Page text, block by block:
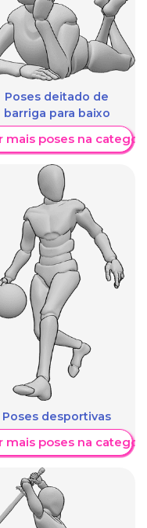
Poses deitado de
barriga para baixo
mais poses na
Poses desportivas
mais poses na